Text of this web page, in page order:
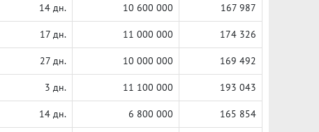
14 дн. 10 600 000 167 987
17 дн. 11 000 000 174 326
27 дн. 10 000 000 169 492
3 дн. 11 100 000 193 043
14 дн. 6 800 000 165 854